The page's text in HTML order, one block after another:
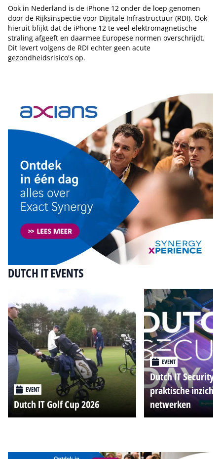
Ook in Nederland is de iPhone 12 onder de loep genomen
door de Rijksinspectie voor Digitale Infrastructuur (RDI). Ook
hieruit blijkt dat de iPhone 12 te veel elektromagnetische
straling afgeeft en daarmee Europese normen overschrijdt.
Dit levert volgens de RDI echter geen acute
gezondheidsrisico's op.
DUTCH IT EVENTS
EVENT
Dutch IT Golf Cup 2026
EVENT
Dutch IT Security
praktische
netwerken